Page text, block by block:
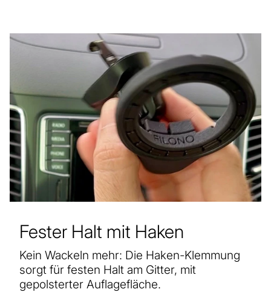
Fester Halt mit Haken
Kein Wackeln mehr: Die Haken-Klemmung
sorgt für festen Halt am Gitter, mit
gepolsterter Auflagefläche.